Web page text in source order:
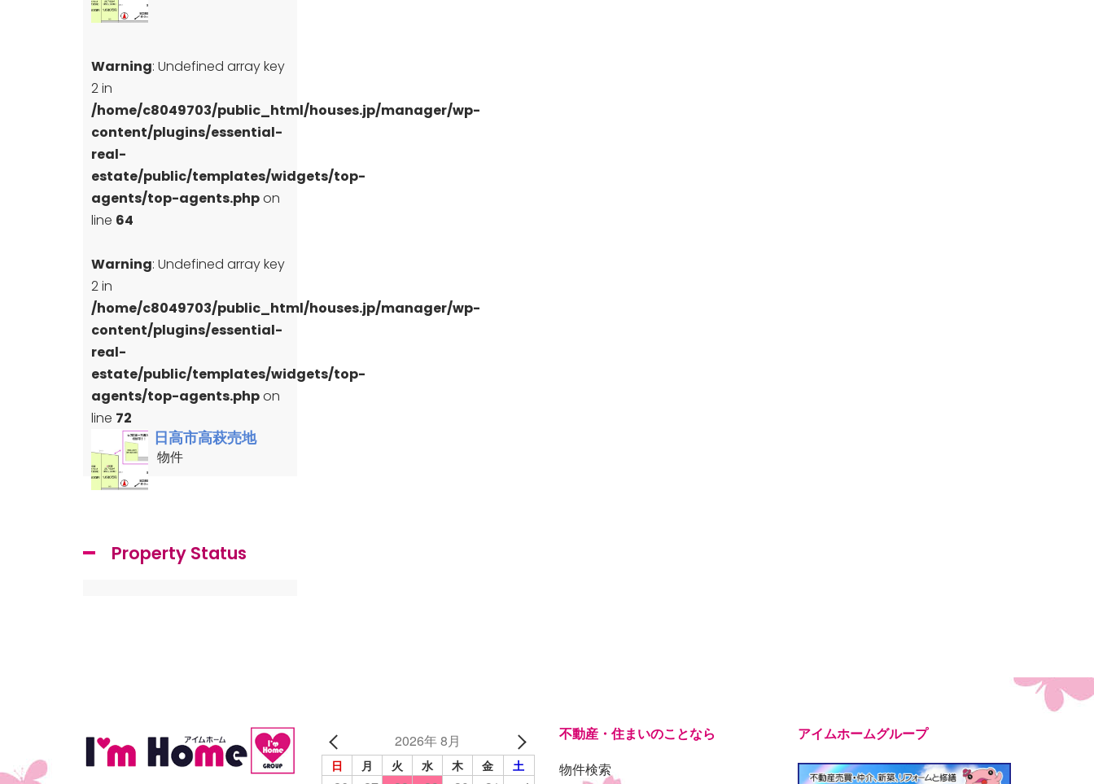
Warning: Undefined array key
2 in
/home/c8049703/public_html/houses.jp/manager/wp-
content/plugins/essential-
real-
estate/public/templates/widgets/top-
agents/top-agents.phpon
line 64
Warning: Undefined array key
2 in
/home/c8049703/public_html/houses.jp/manager/wp-
content/plugins/essential-
real-
estate/public/templates/widgets/top-
agents/top-agents.phpon
line 72
日高市高萩売地
物件
Property Status
2026年 8月
日 月 火 水 木 金 土
不動産・住まいのことなら
物件検索
アイムホームグループ